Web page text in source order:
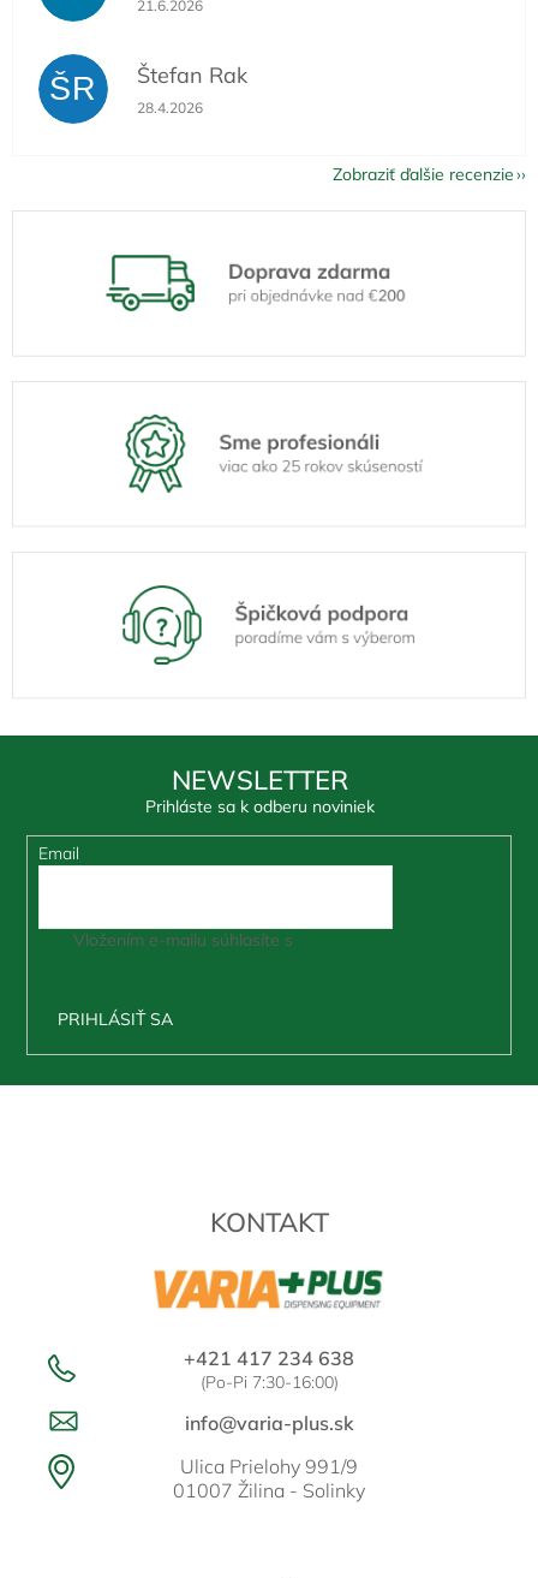
21.6.2026
ŠR Štefan Rak
Hodnotenie obchodu je 5 z 5 hviezdičiek.
28.4.2026
Zobraziť ďalšie recenzie
NEWSLETTER
Prihláste sa k odberu noviniek
Email
Vložením e-mailu súhlasíte s
PRIHLÁSIŤ SA
KONTAKT
+421 417 234 638
(Po-Pi 7:30-16:00)
info@varia-plus.sk
Ulica Prielohy 991/9
01007 Žilina - Solinky